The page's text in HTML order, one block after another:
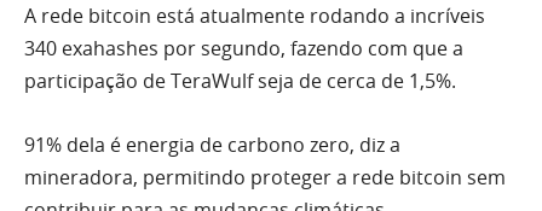
A rede bitcoin está atualmente rodando a incríveis
340 exahashes por segundo, fazendo com que a
participação de TeraWulf seja de cerca de 1,5%.
91% dela é energia de carbono zero, diz a
mineradora, permitindo proteger a rede bitcoin sem